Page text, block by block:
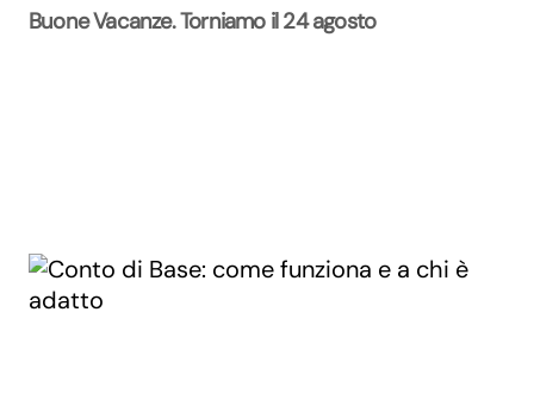
Buone Vacanze. Torniamo il 24 agosto